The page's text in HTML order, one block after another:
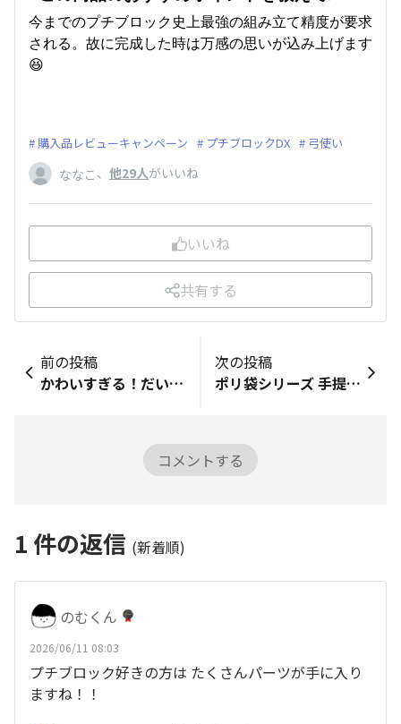
今までのプチブロック史上最強の組み立て精度が要求
される。故に完成した時は万感の思いが込み上げます
😆
購入品レビューキャンペーン プチブロックDX 弓使い
ななこ 、 他29人がいいね
いいね
共有する
前の投稿
かわいすぎる！だいぞうたち！ 歌いながらだんすしてるだいぞう。 だ、、、ダッシュしてる!いろんなだいぞうがいて楽しい。そして、２枚ずつ購入してきました。一枚は使ってもう一枚は保存用にしようかな^_^使うの勿体無いけどヽ(￣д￣;)ノ=3=3=3誰かとシール交換しても話題になりそう、、、ダイソー大好きなお子さんならわかってくれるはず^_^
次の投稿
ポリ袋シリーズ 手提げタイプで透明なポリ袋、よく使ってるやつなんと46枚 → 27枚この1サイズ上も以前はよく買ってたけど… こっちのシリーズでいちばん？小さいやつ。だいぶ減ってしまってた かつて「スーパーさんの」なんて品名だったこのシリーズではいちばんよく使ってるサイズかも今は33枚で、55枚は昔の枚数（並べた写真は無かった） こっちもわりと使う、今は44枚（並べた写真は無かった）ゴミ出し用の45リットルとか大型のは別で買うことが多いですが、手提げポリ袋は長らくDAISOのを愛用中店頭販売価格が決まってるので減らさざるを得ないとはいえ、だいぶ減ってしまったものですね（消耗品は結構ストックしててあまり認識してなかったけど、実は少なくとも3年くらい前から既にこの枚数になってた？）で、今後さらに……なんて可能性も、もしかしたら？どこまで減るんだろう？厳しい～～～
コメントする
1 件の返信 (新着順)
のむくん
2026/06/11 08:03
プチブロック好きの方は たくさんパーツが手に入り
ますね！！